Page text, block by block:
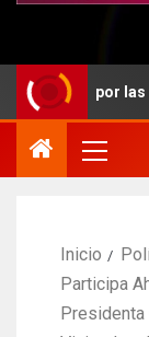
por las lluvias
Inicio
Participa
Presidenta